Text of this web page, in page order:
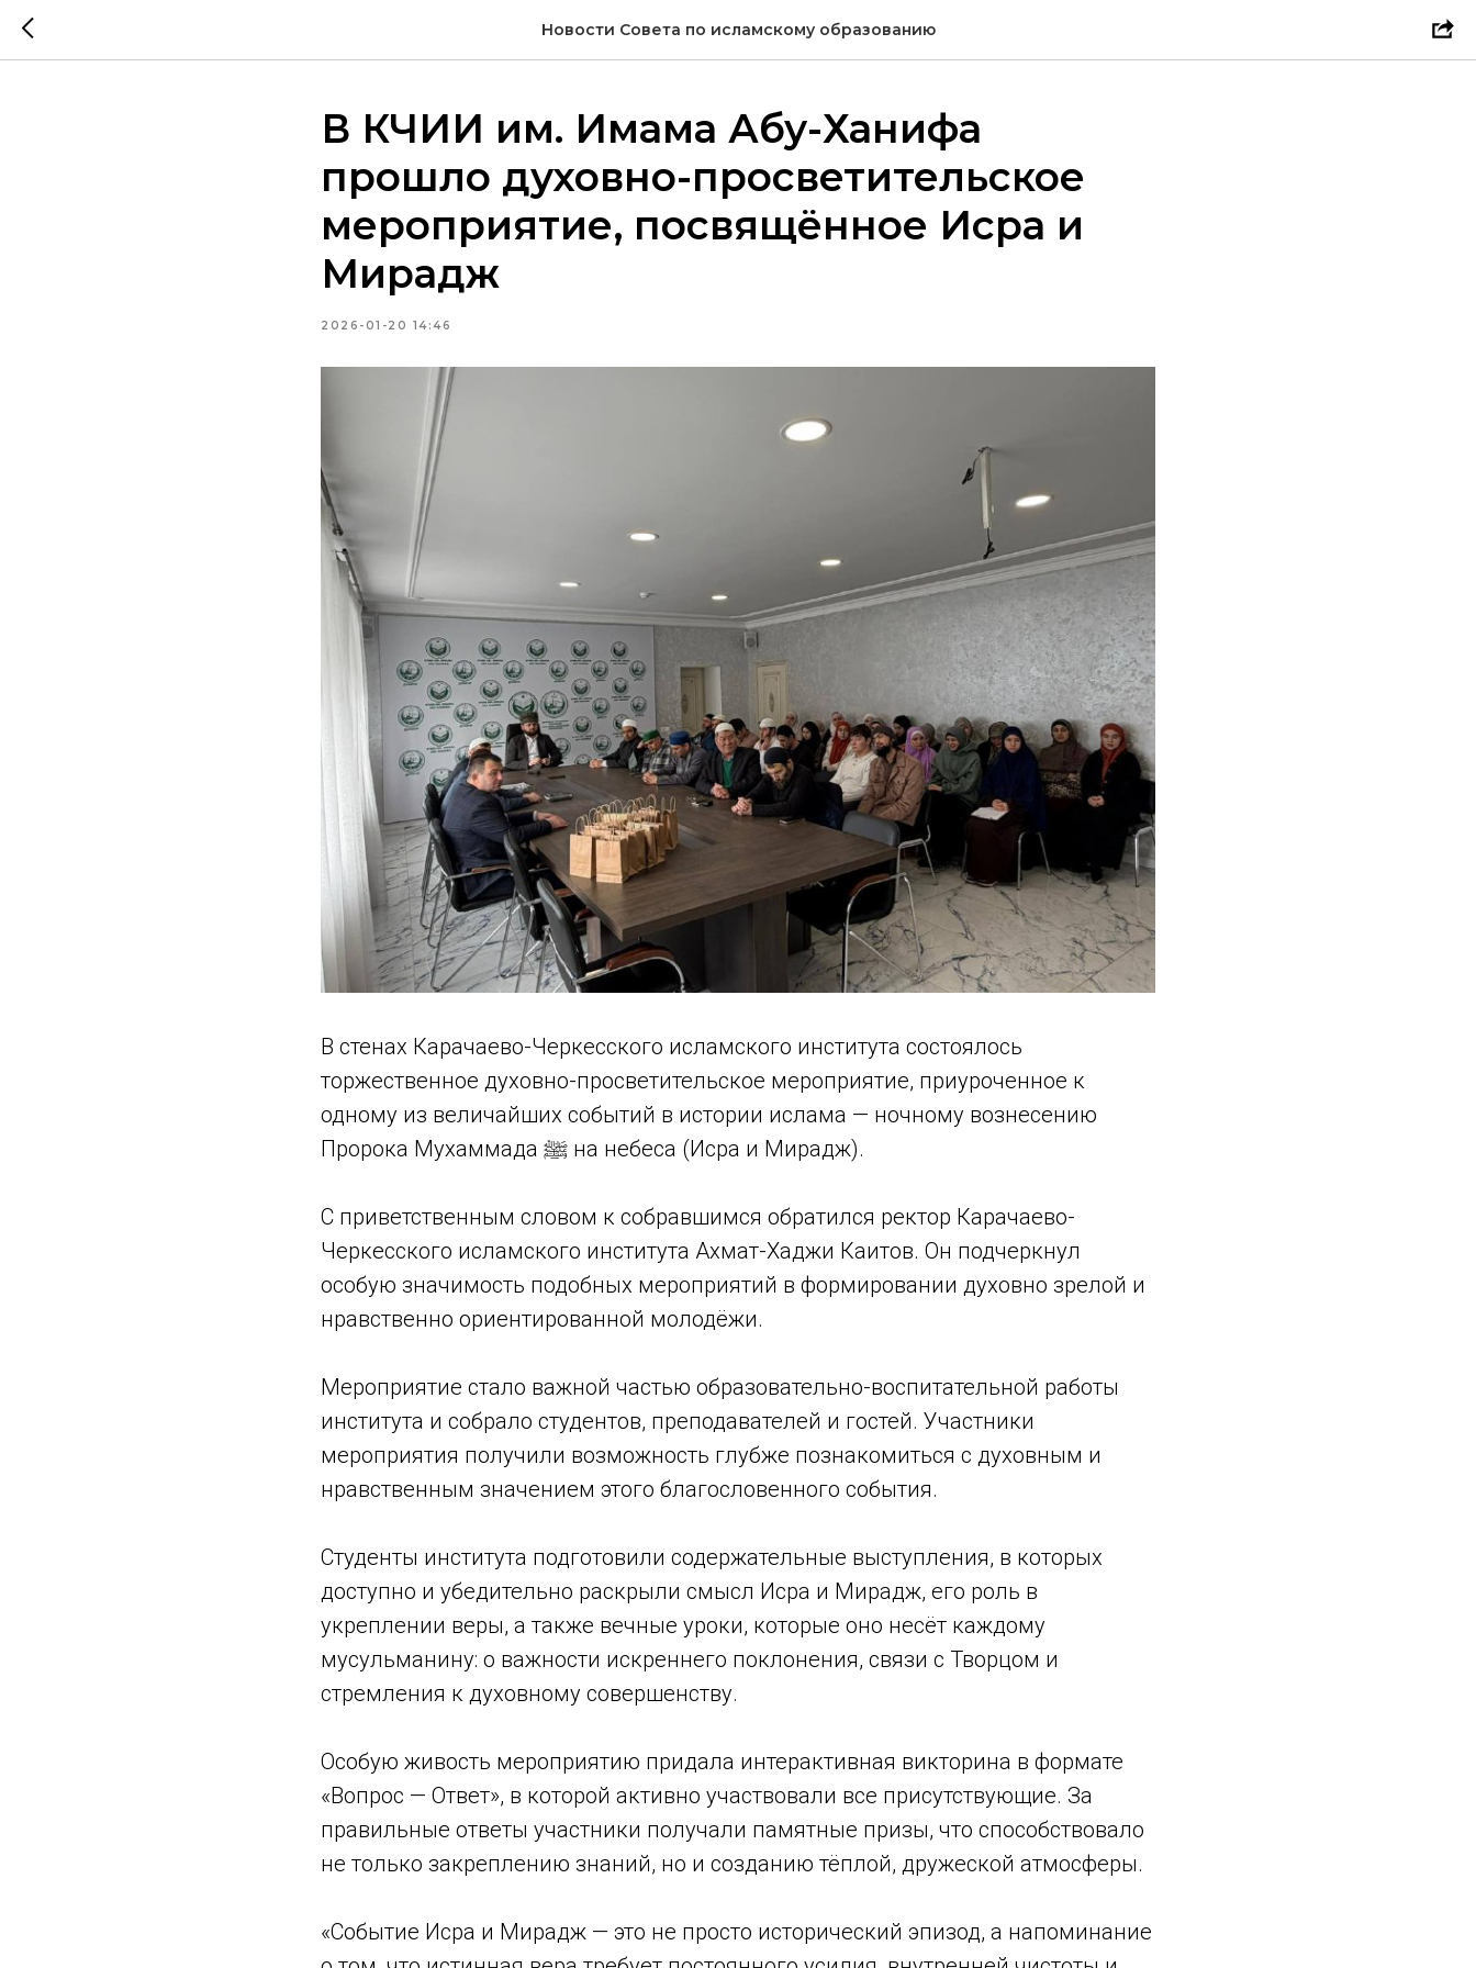
Новости Совета по исламскому образованию
В КЧИИ им. Имама Абу-Ханифа
прошло духовно-просветительское
мероприятие, посвящённое Исра и
Мирадж
2026-01-20 14:46
В стенах Карачаево-Черкесского исламского института состоялось
торжественное духовно-просветительское мероприятие, приуроченное к
одному из величайших событий в истории ислама — ночному вознесению
Пророка Мухаммада ﷺ на небеса (Исра и Мирадж).
С приветственным словом к собравшимся обратился ректор Карачаево-
Черкесского исламского института Ахмат-Хаджи Каитов. Он подчеркнул
особую значимость подобных мероприятий в формировании духовно зрелой и
нравственно ориентированной молодёжи.
Мероприятие стало важной частью образовательно-воспитательной работы
института и собрало студентов, преподавателей и гостей. Участники
мероприятия получили возможность глубже познакомиться с духовным и
нравственным значением этого благословенного события.
Студенты института подготовили содержательные выступления, в которых
доступно и убедительно раскрыли смысл Исра и Мирадж, его роль в
укреплении веры, а также вечные уроки, которые оно несёт каждому
мусульманину: о важности искреннего поклонения, связи с Творцом и
стремления к духовному совершенству.
Особую живость мероприятию придала интерактивная викторина в формате
«Вопрос — Ответ», в которой активно участвовали все присутствующие. За
правильные ответы участники получали памятные призы, что способствовало
не только закреплению знаний, но и созданию тёплой, дружеской атмосферы.
«Событие Исра и Мирадж — это не просто исторический эпизод, а напоминание